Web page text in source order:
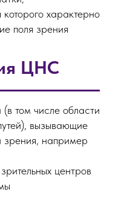
характерно
поля зрения
ЦНС
(в том числе области
вызывающие
зрения, например
центров